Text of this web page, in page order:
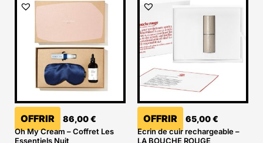
OFFRIR 86,00€
Oh My Cream – Coffret Les
Essentiels Nuit
OFFRIR 65,00€
Ecrin de cuir rechargeable –
LA BOUCHE ROUGE